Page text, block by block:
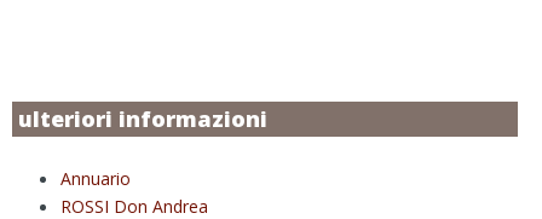
ulteriori informazioni
Annuario
ROSSI Don Andrea